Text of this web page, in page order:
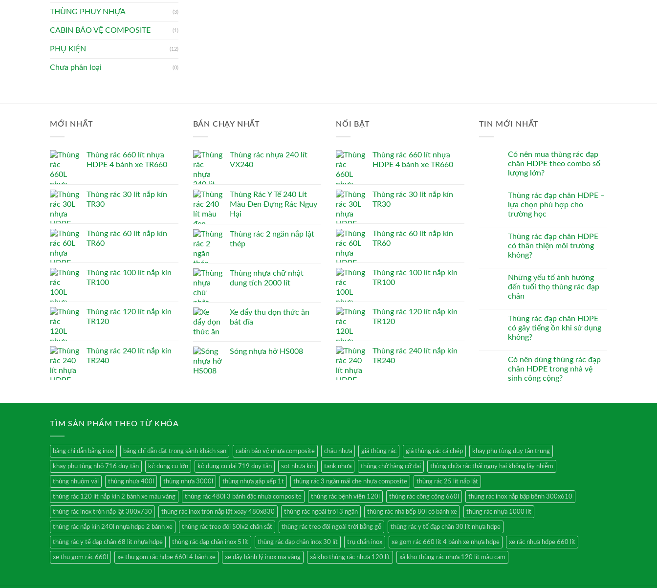
THÙNG PHUY NHỰA (3)
CABIN BẢO VỆ COMPOSITE (1)
PHỤ KIỆN (12)
Chưa phân loại (0)
MỚI NHẤT
Thùng rác 660 lít nhựa
HDPE 4 bánh xe TR660
Thùng rác 30 lít nắp kín
TR30
Thùng rác 60 lít nắp kín
TR60
Thùng rác 100 lít nắp kín
TR100
Thùng rác 120 lít nắp kín
TR120
Thùng rác 240 lít nắp kín
TR240
BÁN CHẠY NHẤT
Thùng rác nhựa 240 lít
VX240
Thùng Rác Y Tế 240 Lít
Màu Đen Đựng Rác Nguy
Hại
Thùng rác 2 ngăn nắp lật
thép
Thùng nhựa chữ nhật
dung tích 2000 lít
Xe đẩy thu dọn thức ăn
bát đĩa
Sóng nhựa hở HS008
NỔI BẬT
Thùng rác 660 lít nhựa
HDPE 4 bánh xe TR660
Thùng rác 30 lít nắp kín
TR30
Thùng rác 60 lít nắp kín
TR60
Thùng rác 100 lít nắp kín
TR100
Thùng rác 120 lít nắp kín
TR120
Thùng rác 240 lít nắp kín
TR240
TIN MỚI NHẤT
Có nên mua thùng rác đạp
chân HDPE theo combo số
lượng lớn?
Thùng rác đạp chân HDPE –
lựa chọn phù hợp cho
trường học
Thùng rác đạp chân HDPE
có thân thiện môi trường
không?
Những yếu tố ảnh hưởng
đến tuổi thọ thùng rác đạp
chân
Thùng rác đạp chân HDPE
có gây tiếng ồn khi sử dụng
không?
Có nên dùng thùng rác đạp
chân HDPE trong nhà vệ
sinh công cộng?
TÌM SẢN PHẨM THEO TỪ KHÓA
bảng chỉ dẫn bằng inox bảng chỉ dẫn đặt trong sảnh khách sạn cabin bảo vệ nhựa composite chậu nhựa giá thùng rác giá thùng rác cá chép khay phụ tùng duy tân trung
khay phụ tùng nhỏ 716 duy tân kệ dụng cụ lớn kệ dụng cụ đại 719 duy tân sọt nhựa kín tank nhựa thùng chở hàng cỡ đại thùng chứa rác thải nguy hại không lây nhiễm
thùng nhuộm vải thùng nhựa 400l thùng nhựa 3000l thùng nhựa gập xếp 1t thùng rác 3 ngăn mái che nhựa composite thùng rác 25 lít nắp lật
thùng rác 120 lít nắp kín 2 bánh xe màu vàng thùng rác 480l 3 bánh đặc nhựa composite thùng rác bệnh viện 120l thùng rác công cộng 660l thùng rác inox nắp bập bênh 300x610
thùng rác inox tròn nắp lật 380x730 thùng rác inox tròn nắp lật xoay 480x830 thùng rác ngoài trời 3 ngăn thùng rác nhà bếp 80l có bánh xe thùng rác nhựa 1000 lít
thùng rác nắp kín 240l nhựa hdpe 2 bánh xe thùng rác treo đôi 50lx2 chân sắt thùng rác treo đôi ngoài trời bằng gỗ thùng rác y tế đạp chân 30 lít nhựa hdpe
thùng rác y tế đạp chân 68 lít nhựa hdpe thùng rác đạp chân inox 5 lít thùng rác đạp chân inox 30 lít trụ chắn inox xe gom rác 660 lít 4 bánh xe nhựa hdpe xe rác nhựa hdpe 660 lít
xe thu gom rác 660l xe thu gom rác hdpe 660l 4 bánh xe xe đẩy hành lý inox mạ vàng xả kho thùng rác nhựa 120 lít xả kho thùng rác nhựa 120 lít màu cam